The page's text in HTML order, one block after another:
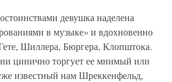
девушка наделена
в музыке» и вдохновенно
Шиллера, Бюргера, Клопштока.
цинично торгует ее мнимый или
известный нам Шреккенфельд,